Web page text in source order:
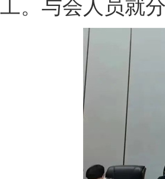
工。与会人员就